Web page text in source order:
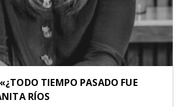
TIEMPO PASADO FUE
RÍOS